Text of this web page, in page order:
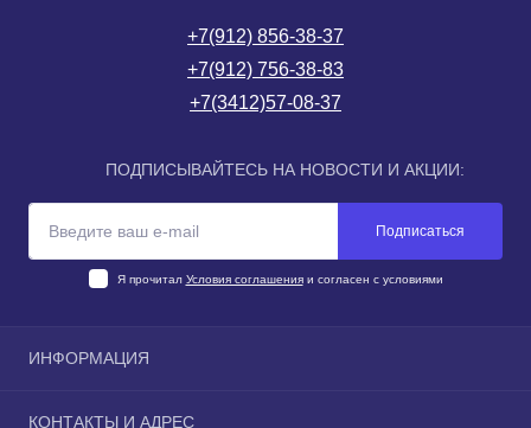
+7(912) 856-38-37
+7(912) 756-38-83
+7(3412)57-08-37
ПОДПИСЫВАЙТЕСЬ НА НОВОСТИ И АКЦИИ:
Подписаться
Я прочитал Условия соглашенияи согласен с условиями
ИНФОРМАЦИЯ
КОНТАКТЫ И АДРЕС